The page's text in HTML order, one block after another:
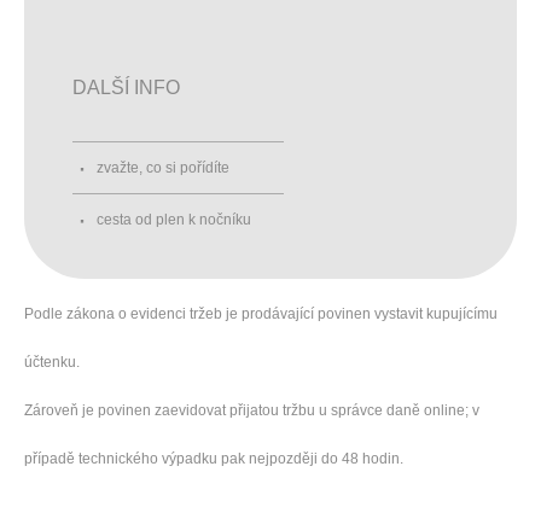
DALŠÍ INFO
zvažte, co si pořídíte
cesta od plen k nočníku
Podle zákona o evidenci tržeb je prodávající povinen vystavit kupujícímu
účtenku.
Zároveň je povinen zaevidovat přijatou tržbu u správce daně online; v
případě technického výpadku pak nejpozději do 48 hodin.